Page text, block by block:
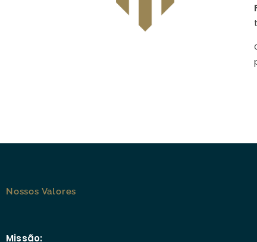
Nossos Valores
Missão: